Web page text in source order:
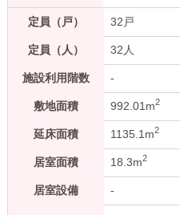
定員（戸） 32戸
定員（人） 32人
施設利用階数 -
敷地面積 992.01m2
延床面積 1135.1m2
居室面積 18.3m2
居室設備 -